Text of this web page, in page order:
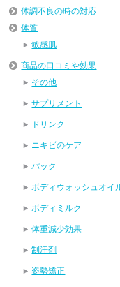
体調不良の時の対応
体質
敏感肌
商品の口コミや効果
その他
サプリメント
ドリンク
ニキビのケア
パック
ボディウォッシュオイ
ボディミルク
体重減少効果
制汗剤
姿勢矯正